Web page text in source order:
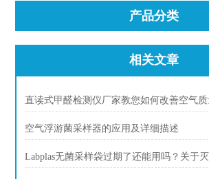
产品分类
相关文章
直读式甲醛检测仪厂家教您如何改善空气
空气浮游菌采样器的应用及详细描述